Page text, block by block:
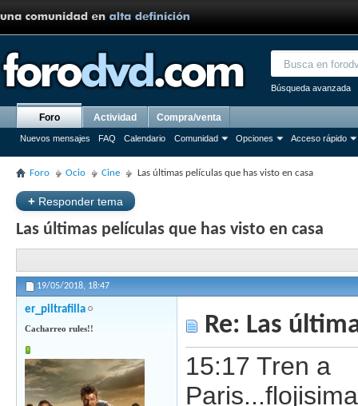
Búsqueda avanzada
Foro
Nuevos mensajes FAQ Calendario Comunidad Opciones Acceso rápido
Actividad Compra/venta
Foro Ocio Cine Las últimas películas que has visto en casa
+ Responder tema
Las últimas películas que has visto en casa
19/05/2018, 18:47
er_piltrafilla
Cacharreo rules!! Re: Las
15:17 Tren a